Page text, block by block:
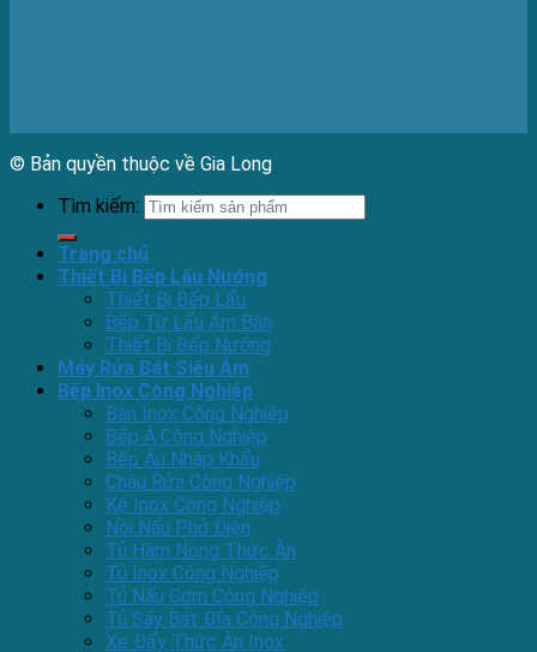
© Bản quyền thuộc về Gia Long
Tìm kiếm:
Trang chủ
Thiết Bị Bếp Lẩu Nướng
Thiết Bị Bếp Lẩu
Bếp Từ Lẩu Âm Bàn
Thiết Bị Bếp Nướng
Máy Rửa Bát Siêu Âm
Bếp Inox Công Nghiệp
Bàn Inox Công Nghiệp
Bếp Á Công Nghiệp
Bếp Âu Nhập Khẩu
Chậu Rửa Công Nghiệp
Kệ Inox Công Nghiệp
Nồi Nấu Phở Điện
Tủ Hâm Nóng Thức Ăn
Tủ Inox Công Nghiệp
Tủ Nấu Cơm Công Nghiệp
Tủ Sấy Bát Đĩa Công Nghiệp
Xe Đẩy Thức Ăn Inox